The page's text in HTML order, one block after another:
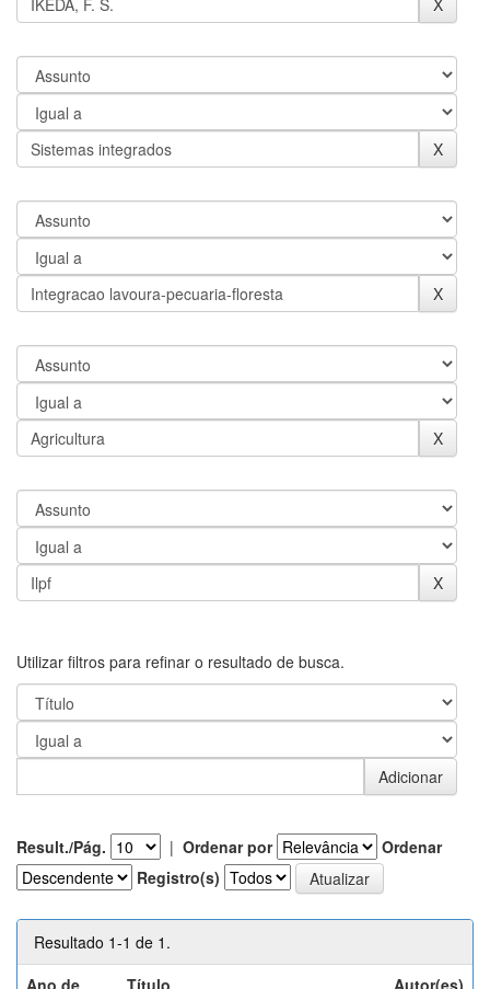
Utilizar filtros para refinar o resultado de busca.
Result./Pág. | Ordenar por
Ordenar
Registro(s)
Resultado 1-1 de 1.
Ano de
Título Autor(es)